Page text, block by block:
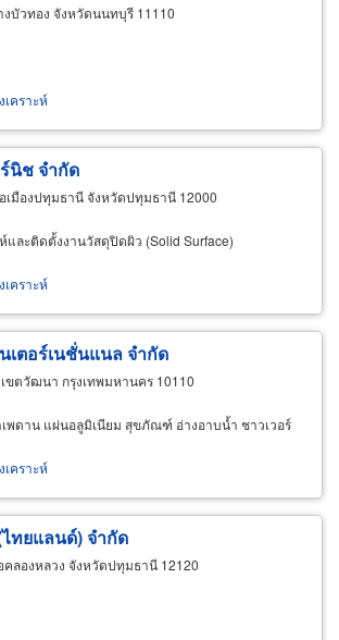
บัวทอง จังหวัดนนทบุรี 11110
คราะห์
นิช จำกัด
เมืองปทุมธานี จังหวัดปทุมธานี 12000
และติดตั้งงานวัสดุปิดผิว (Solid Surface)
คราะห์
ตอร์เนชั่นแนล จำกัด
ขตวัฒนา กรุงเทพมหานคร 10110
พดาน แผ่นอลูมิเนียม สุขภัณฑ์ อ่างอาบน้ำ ชาวเวอร์
คราะห์
ทยแลนด์) จำกัด
คลองหลวง จังหวัดปทุมธานี 12120